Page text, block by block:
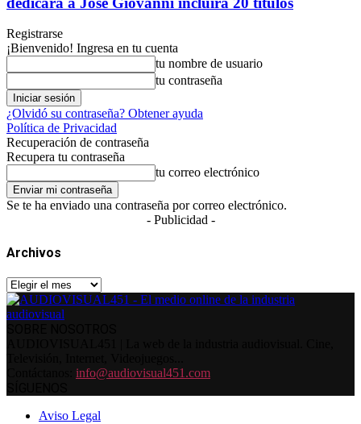
Registrarse
¡Bienvenido! Ingresa en tu cuenta
tu nombre de usuario
tu contraseña
¿Olvidó su contraseña? Obtener ayuda
Política de Privacidad
Recuperación de contraseña
Recupera tu contraseña
tu correo electrónico
Se te ha enviado una contraseña por correo electrónico.
- Publicidad -
Archivos
Archivos
info@audiovisual451.com
Aviso Legal